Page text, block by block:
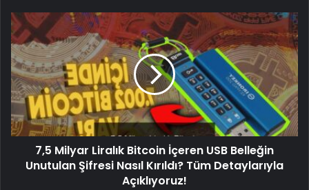
7,5 Milyar Liralık Bitcoin İçeren USB Belleğin
Unutulan Şifresi Nasıl Kırıldı? Tüm Detaylarıyla
Açıklıyoruz!